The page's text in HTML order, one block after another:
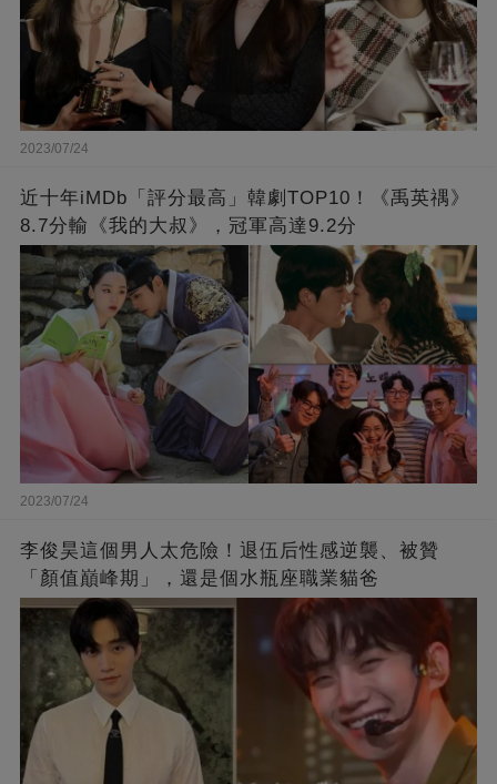
2023/07/24
近十年iMDb「評分最高」韓劇TOP10！《禹英禑》
8.7分輸《我的大叔》，冠軍高達9.2分
2023/07/24
李俊昊這個男人太危險！退伍后性感逆襲、被贊
「顏值巔峰期」，還是個水瓶座職業貓爸